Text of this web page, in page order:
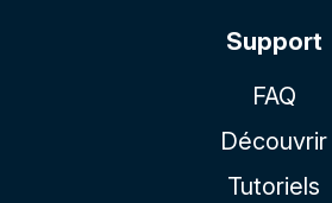
Support
FAQ
Découvrir
Tutoriels